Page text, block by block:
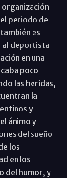
organización
periodo de
es
al deportista
en una
poco
las heridas,
la
y
ánimo y
del sueño
los
en los
del humor, y